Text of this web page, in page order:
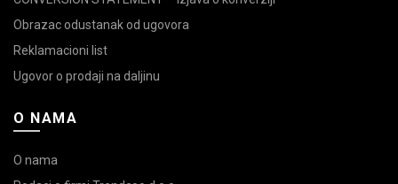
Obrazac odustanak od ugovora
Reklamacioni list
Ugovor o prodaji na daljinu
O NAMA
O nama